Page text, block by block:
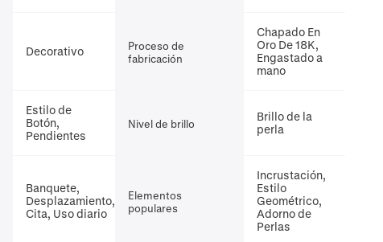
Decorativo
Proceso de
fabricación
Chapado En
Oro De 18K,
Engastado a
mano
Estilo de
Botón,
Pendientes
Nivel de brillo
Brillo de la
perla
Banquete,
Desplazamiento,
Cita, Uso diario
Elementos
populares
Incrustación,
Estilo
Geométrico,
Adorno de
Perlas